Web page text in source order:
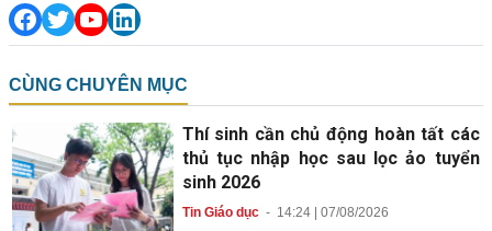
CÙNG CHUYÊN MỤC
Thí sinh cần chủ động hoàn tất các
thủ tục nhập học sau lọc ảo tuyển
sinh 2026
Tin Giáo dục- 14:24 | 07/08/2026